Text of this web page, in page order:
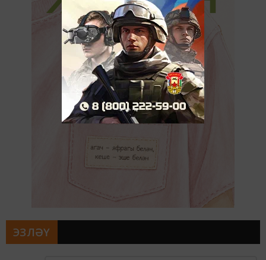
ЭЗЛӘҮ